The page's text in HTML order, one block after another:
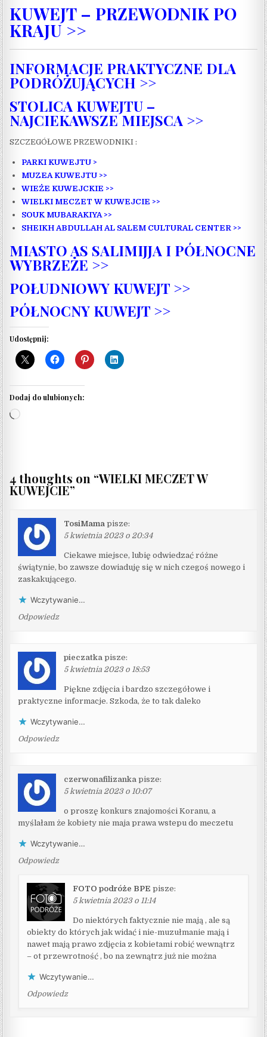
KUWEJT – PRZEWODNIK PO
KRAJU >>
INFORMACJE PRAKTYCZNE DLA
PODRÓŻUJĄCYCH >>
STOLICA KUWEJTU –
NAJCIEKAWSZE MIEJSCA >>
SZCZEGÓŁOWE PRZEWODNIKI :
PARKI KUWEJTU >
MUZEA KUWEJTU >>
WIEŻE KUWEJCKIE >>
WIELKI MECZET W KUWEJCIE >>
SOUK MUBARAKIYA >>
SHEIKH ABDULLAH AL SALEM CULTURAL CENTER >>
MIASTO AS SALIMIJJA I PÓŁNOCNE
WYBRZEŻE >>
POŁUDNIOWY KUWEJT >>
PÓŁNOCNY KUWEJT >>
Udostępnij:
Dodaj do ulubionych:
Wczytywanie…
4 thoughts on “WIELKI MECZET W
KUWEJCIE”
TosiMama pisze:
5 kwietnia 2023 o 20:34
Ciekawe miejsce, lubię odwiedzać różne
świątynie, bo zawsze dowiaduję się w nich czegoś nowego i
zaskakującego.
Wczytywanie…
Odpowiedz
pieczatka pisze:
5 kwietnia 2023 o 18:53
Piękne zdjęcia i bardzo szczegółowe i
praktyczne informacje. Szkoda, że to tak daleko
Wczytywanie…
Odpowiedz
czerwonafilizanka pisze:
5 kwietnia 2023 o 10:07
o proszę konkurs znajomości Koranu, a
myślałam że kobiety nie maja prawa wstepu do meczetu
Wczytywanie…
Odpowiedz
FOTO podróże BPE pisze:
5 kwietnia 2023 o 11:14
Do niektórych faktycznie nie mają , ale są
obiekty do których jak widać i nie-muzułmanie mają i
nawet mają prawo zdjęcia z kobietami robić wewnątrz
– ot przewrotność , bo na zewnątrz już nie można
Wczytywanie…
Odpowiedz